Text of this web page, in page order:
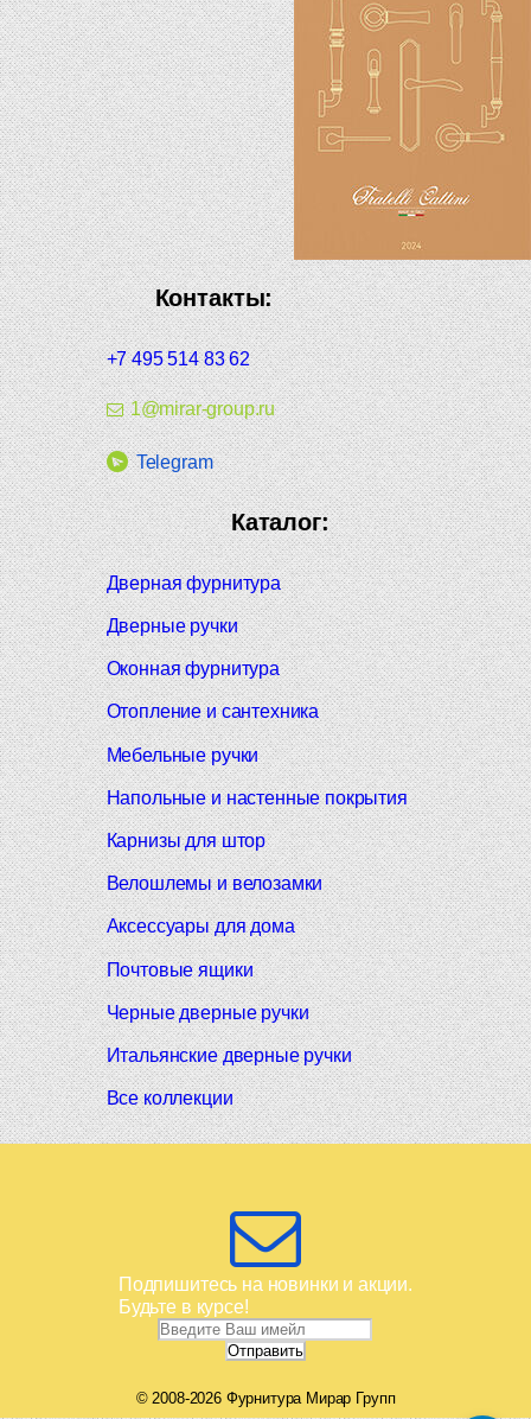
Контакты:
+7 495 514 83 62
1@mirar-group.ru
Telegram
Каталог:
Дверная фурнитура
Дверные ручки
Оконная фурнитура
Отопление и сантехника
Мебельные ручки
Напольные и настенные покрытия
Карнизы для штор
Велошлемы и велозамки
Аксессуары для дома
Почтовые ящики
Черные дверные ручки
Итальянские дверные ручки
Все коллекции
Подпишитесь на новинки и акции.
Будьте в курсе!
© 2008-2026 Фурнитура Мирар Групп